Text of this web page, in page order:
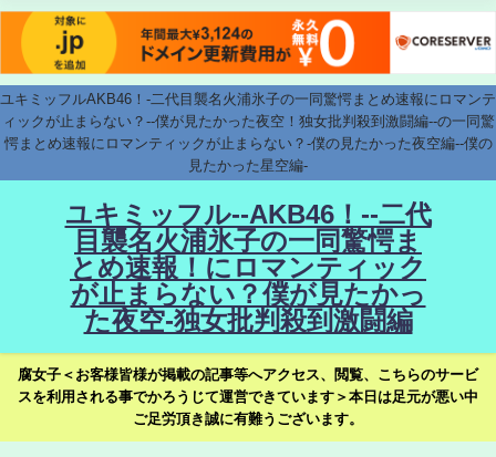
ユキミッフルAKB46！-二代目襲名火浦氷子の一同驚愕まとめ速報にロマンテ
ィックが止まらない？--僕が見たかった夜空！独女批判殺到激闘編--の一同驚
愕まとめ速報にロマンティックが止まらない？-僕の見たかった夜空編--僕の
見たかった星空編-
ユキミッフル--AKB46！--二代
目襲名火浦氷子の一同驚愕ま
とめ速報！にロマンティック
が止まらない？僕が見たかっ
た夜空-独女批判殺到激闘編
腐女子＜お客様皆様が掲載の記事等へアクセス、閲覧、こちらのサービ
スを利用される事でかろうじて運営できています＞本日は足元が悪い中
ご足労頂き誠に有難うございます。